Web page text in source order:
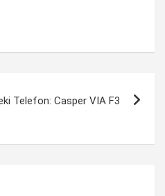
Telefon: Casper VIA F3